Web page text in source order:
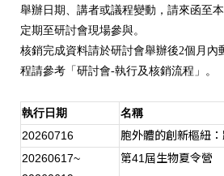
舉辦日期、講者或議程變動，請來函至
定期至研討會現場參與。
核銷完成資料請於研討會舉辦後2個月內
程請參考「研討會-執行及核銷流程」。
執行日期 名稱
20260716
胞外體的創新樞紐
20260617~
第41 屆生物夏令營